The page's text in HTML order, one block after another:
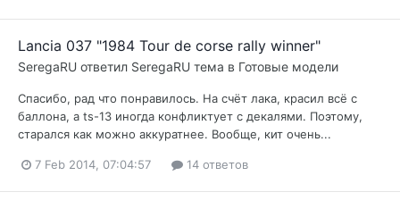
Lancia 037 "1984 Tour de corse rally winner"
SeregaRU ответил SeregaRU тема в Готовые модели
Спасибо, рад что понравилось. На счёт лака, красил всё с
баллона, а ts-13 иногда конфликтует с декалями. Поэтому,
старался как можно аккуратнее. Вообще, кит очень...
7 Feb 2014, 07:04:57 14 ответов